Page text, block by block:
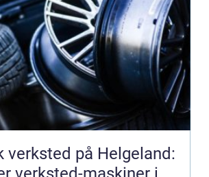
verksted på Helgeland: